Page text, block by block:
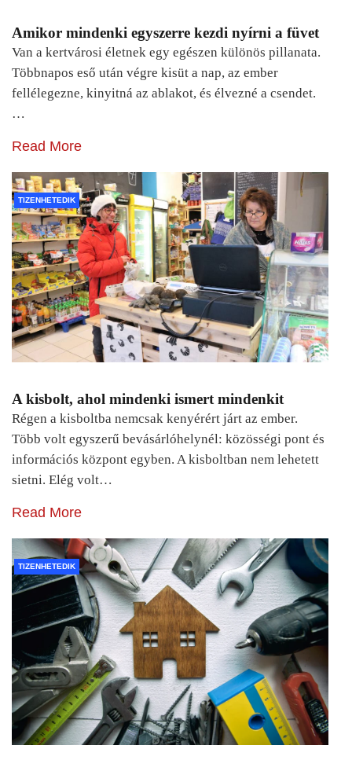
Amikor mindenki egyszerre kezdi nyírni a füvet
Van a kertvárosi életnek egy egészen különös pillanata.
Többnapos eső után végre kisüt a nap, az ember
fellélegezne, kinyitná az ablakot, és élvezné a csendet.
…
Read More
TIZENHETEDIK
A kisbolt, ahol mindenki ismert mindenkit
Régen a kisboltba nemcsak kenyérért járt az ember.
Több volt egyszerű bevásárlóhelynél: közösségi pont és
információs központ egyben. A kisboltban nem lehetett
sietni. Elég volt…
Read More
TIZENHETEDIK